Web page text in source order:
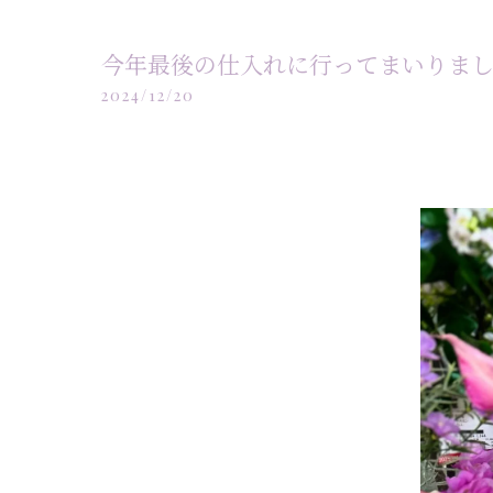
今年最後の仕入れに行ってまいりま
2024/12/20